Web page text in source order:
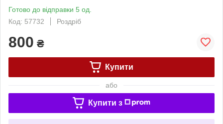
Готово до відправки 5 од.
Код: 57732
Роздріб
800 ₴
Купити
або
Купити з